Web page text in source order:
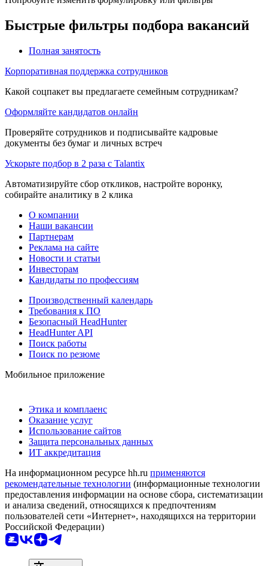
Быстрые фильтры подбора вакансий
Полная занятость
Корпоративная поддержка сотрудников
Какой соцпакет вы предлагаете семейным сотрудникам?
Оформляйте кандидатов онлайн
Проверяйте сотрудников и подписывайте кадровые
документы без бумаг и личных встреч
Ускорьте подбор в 2 раза с Talantix
Автоматизируйте сбор откликов, настройте воронку,
собирайте аналитику в 2 клика
О компании
Наши вакансии
Партнерам
Реклама на сайте
Новости и статьи
Инвесторам
Кандидаты по профессиям
Производственный календарь
Требования к ПО
Безопасный HeadHunter
HeadHunter API
Поиск работы
Поиск по резюме
Мобильное приложение
Этика и комплаенс
Оказание услуг
Использование сайтов
Защита персональных данных
ИТ аккредитация
На информационном ресурсе hh.ru применяются
рекомендательные технологии (информационные технологии
предоставления информации на основе сбора, систематизации
и анализа сведений, относящихся к предпочтениям
пользователей сети «Интернет», находящихся на территории
Российской Федерации)